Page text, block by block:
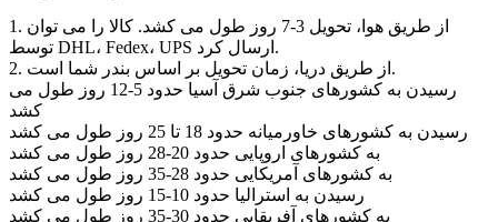
1. از طریق هوا، تحویل 3-7 روز طول می کشد. کالا را می توان
توسط DHL، Fedex، UPS ارسال کرد.
2. از طریق دریا، زمان تحویل بر اساس بندر شما است.
رسیدن به کشورهای جنوب شرق آسیا حدود 5-12 روز طول می
کشد
رسیدن به کشورهای خاورمیانه حدود 18 تا 25 روز طول می کشد
به کشورهای اروپایی حدود 20-28 روز طول می کشد
به کشورهای آمریکایی حدود 28-35 روز طول می کشد
رسیدن به استرالیا حدود 10-15 روز طول می کشد
به کشورهای آفریقایی حدود 30-35 روز طول می کشد